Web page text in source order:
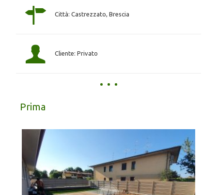
Città: Castrezzato, Brescia
Cliente: Privato
Prima